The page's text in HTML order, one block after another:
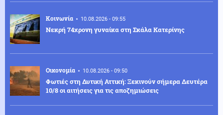
Κοινωνία 10.08.2026 - 09:55
Νεκρή 74χρονη γυναίκα στη Σκάλα Κατερίνης
Οικονομία 10.08.2026 - 09:50
Φωτιές στη Δυτική Αττική: Ξεκινούν σήμερα Δευτέρα
10/8 οι αιτήσεις για τις αποζημιώσεις